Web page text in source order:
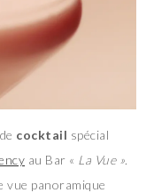
cocktail spécial
au Bar « La Vue ».
vue panoramique